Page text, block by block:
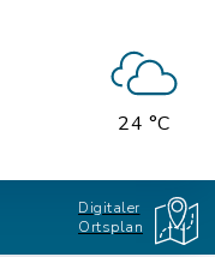
24 °C
Digitaler
Ortsplan